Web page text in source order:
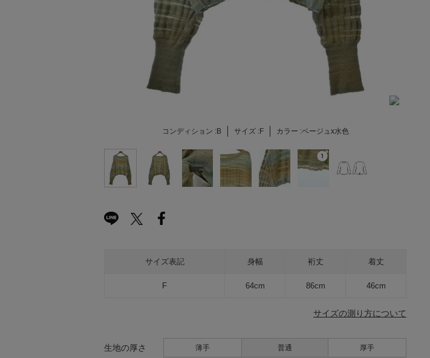
コンディション :B サイズ :F カラー :ベージュx水色
サイズ表記 身幅 裄丈 着丈
F 64cm 86cm 46cm
サイズの測り方について
生地の厚さ 薄手 普通 厚手